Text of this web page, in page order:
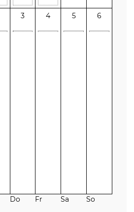
3 4 5 6
Do Fr Sa So